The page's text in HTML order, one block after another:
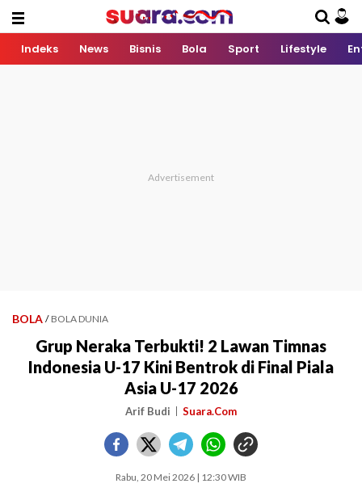
Indeks News Bisnis Bola Sport Lifestyle
BOLA / BOLA DUNIA
Grup Neraka Terbukti! 2 Lawan Timnas
Indonesia U-17 Kini Bentrok di Final Piala
Asia U-17 2026
Arif Budi Suara.Com
Rabu, 20 Mei 2026 | 12:30 WIB